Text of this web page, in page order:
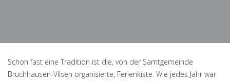
Schon fast eine Tradition ist die, von der Samtgemeinde
Bruchhausen-Vilsen organisierte, Ferienkiste. Wie jedes Jahr war